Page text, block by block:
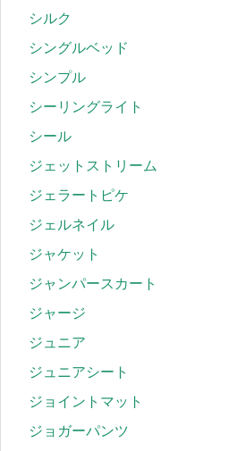
シルク
シングルベッド
シンプル
シーリングライト
シール
ジェットストリーム
ジェラートピケ
ジェルネイル
ジャケット
ジャンパースカート
ジャージ
ジュニア
ジュニアシート
ジョイントマット
ジョガーパンツ